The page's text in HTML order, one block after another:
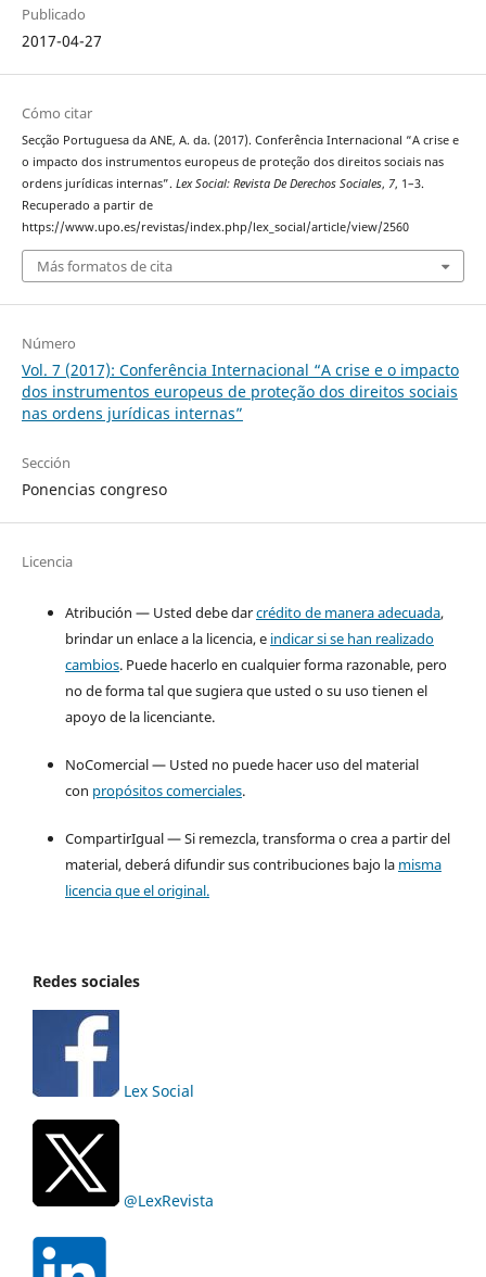
Publicado
2017-04-27
Cómo citar
Secção Portuguesa da ANE, A. da. (2017). Conferência Internacional “A crise e
o impacto dos instrumentos europeus de proteção dos direitos sociais nas
ordens jurídicas internas”. Lex Social: Revista De Derechos Sociales, 7, 1–3.
Recuperado a partir de
https://www.upo.es/revistas/index.php/lex_social/article/view/2560
Más formatos de cita
Número
Vol. 7 (2017): Conferência Internacional “A crise e o impacto
dos instrumentos europeus de proteção dos direitos sociais
nas ordens jurídicas internas”
Sección
Ponencias congreso
Licencia
Atribución — Usted debe darcrédito de manera adecuada,
brindar un enlace a la licencia, e indicar si se han realizado
cambios. Puede hacerlo en cualquier forma razonable, pero
no de forma tal que sugiera que usted o su uso tienen el
apoyo de la licenciante.
NoComercial — Usted no puede hacer uso del material
con propósitos comerciales.
CompartirIgual — Si remezcla, transforma o crea a partir del
material, deberá difundir sus contribuciones bajo la misma
licencia que el original.
Redes sociales
Lex Social
@LexRevista